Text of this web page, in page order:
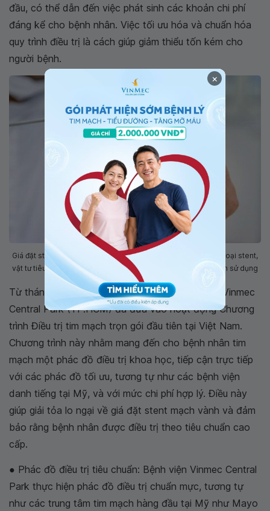
đầu, có thể dẫn đến việc phát sinh các khoản chi phí
đáng kể cho bệnh nhân. Việc tối ưu hóa và chuẩn hóa
quy trình điều trị là cách giúp giảm thiểu tốn kém cho
người bệnh.
Giá đặt stent mạch vành còn phụ thuộc vào nhiều yếu tố như: loại stent,
vật tư tiêu hao hỗ trợ đặt stent và số lượng stent mà bệnh nhân sử dụng
Từ tháng 08/2019, Bệnh viện Đa khoa Quốc tế Vinmec
Central Park (TP.HCM) đã đưa vào hoạt động Chương
trình Điều trị tim mạch trọn gói đầu tiên tại Việt Nam.
Chương trình này nhằm mang đến cho bệnh nhân tim
mạch một phác đồ điều trị khoa học, tiếp cận trực tiếp
với các phác đồ tối ưu, tương tự như các bệnh viện
danh tiếng tại Mỹ, và với mức chi phí hợp lý. Điều này
giúp giải tỏa lo ngại về giá đặt stent mạch vành và đảm
bảo rằng bệnh nhân được điều trị theo tiêu chuẩn cao
cấp.
● Phác đồ điều trị tiêu chuẩn: Bệnh viện Vinmec Central
Park thực hiện phác đồ điều trị chuẩn mực, tương tự
như các trung tâm tim mạch hàng đầu tại Mỹ như Mayo
×